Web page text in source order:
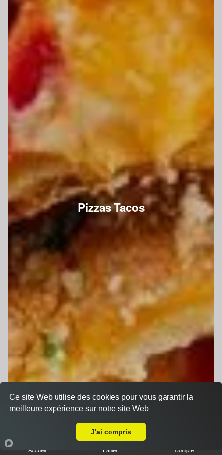
Pizzas Tacos
Accueil Panier Compte
Ce site Web utilise des cookies pour vous garantir la
meilleure expérience sur notre site Web
J'ai compris